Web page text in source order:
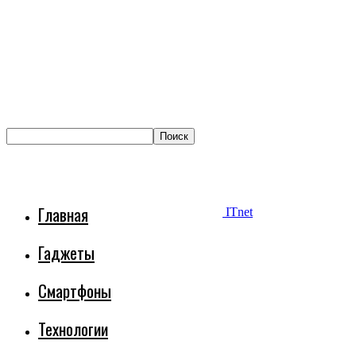
ITnet
Главная
Гаджеты
Смартфоны
Технологии